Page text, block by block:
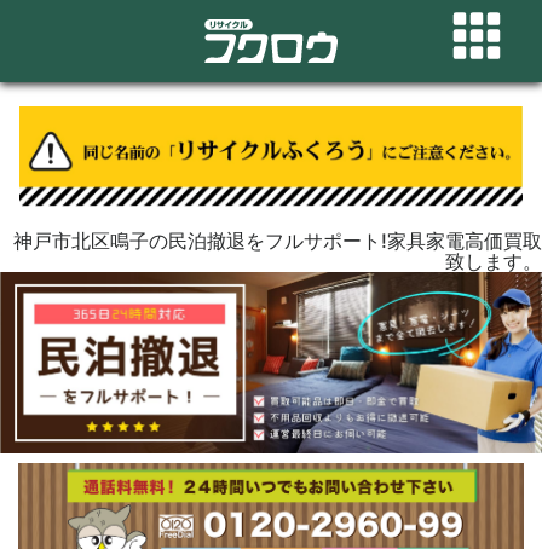
神戸市北区鳴子の民泊撤退をフルサポート!家具家電高価買取
致します。